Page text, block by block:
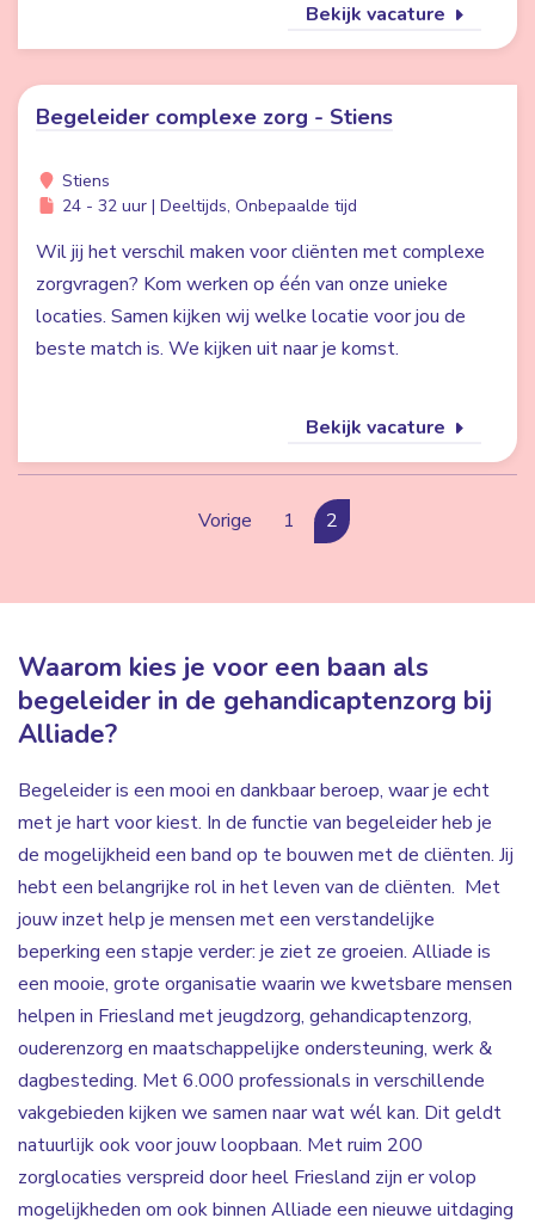
Bekijk vacature
Begeleider complexe zorg - Stiens
Stiens
24 - 32 uur | Deeltijds, Onbepaalde tijd
Wil jij het verschil maken voor cliënten met complexe
zorgvragen? Kom werken op één van onze unieke
locaties. Samen kijken wij welke locatie voor jou de
beste match is. We kijken uit naar je komst.
Bekijk vacature
Vorige 1 2
Waarom kies je voor een baan als
begeleider in de gehandicaptenzorg bij
Alliade?
Begeleider is een mooi en dankbaar beroep, waar je echt
met je hart voor kiest. In de functie van begeleider heb je
de mogelijkheid een band op te bouwen met de cliënten. Jij
hebt een belangrijke rol in het leven van de cliënten. Met
jouw inzet help je mensen met een verstandelijke
beperking een stapje verder: je ziet ze groeien. Alliade is
een mooie, grote organisatie waarin we kwetsbare mensen
helpen in Friesland met jeugdzorg, gehandicaptenzorg,
ouderenzorg en maatschappelijke ondersteuning, werk &
dagbesteding. Met 6.000 professionals in verschillende
vakgebieden kijken we samen naar wat wél kan. Dit geldt
natuurlijk ook voor jouw loopbaan. Met ruim 200
zorglocaties verspreid door heel Friesland zijn er volop
mogelijkheden om ook binnen Alliade een nieuwe uitdaging